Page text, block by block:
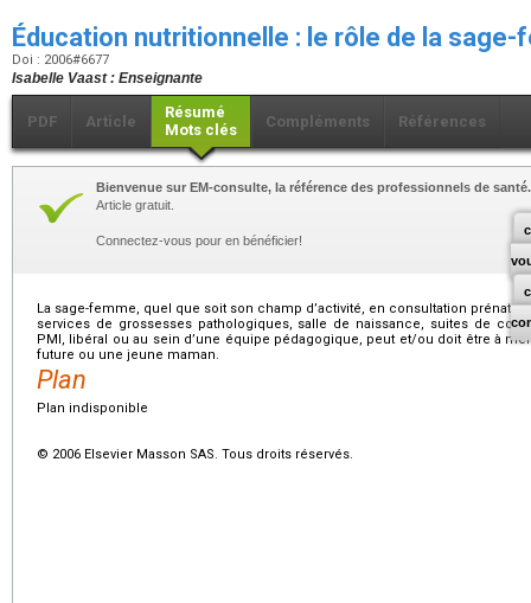
Éducation nutritionnelle : le rôle de la
Doi : 2006#6677
Isabelle Vaast : Enseignante
PDF Article
Résumé
Mots clés
Compléments Références
Bienvenue sur EM-consulte, la référence des professionnels de santé.
Article gratuit.
Connectez-vous pour en bénéficier!
La sage-femme, quel que soit son champ d’activité, en consultation
services de grossesses pathologiques, salle de naissance, suites de
PMI, libéral ou au sein d’une équipe pédagogique, peut et/ou doit être à
future ou une jeune maman.
Plan
Plan indisponible
© 2006 Elsevier Masson SAS. Tous droits réservés.